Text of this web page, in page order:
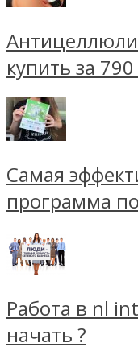
купить за
Самая
программа
Работа в nl
начать ?